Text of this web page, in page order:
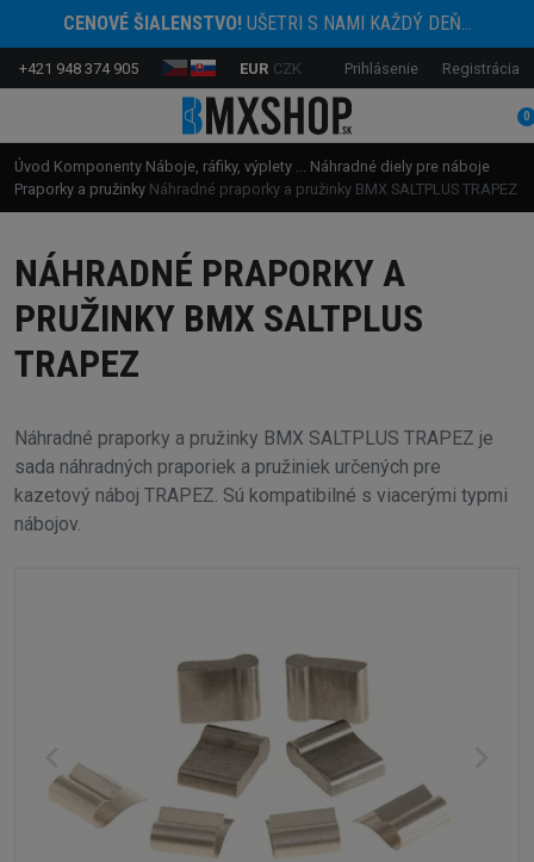
CENOVÉ ŠIALENSTVO!UŠETRI S NAMI KAŽDÝ DEŇ...
+421 948 374 905 EUR CZK Prihlásenie Registrácia
0
Úvod Komponenty Náboje, ráfiky, výplety ...
Náhradné diely pre náboje
Praporky a pružinky Náhradné praporky a pružinky BMX SALTPLUS TRAPEZ
NÁHRADNÉ PRAPORKY A
PRUŽINKY BMX SALTPLUS
TRAPEZ
Náhradné praporky a pružinky BMX SALTPLUS TRAPEZ je
sada náhradných praporiek a pružiniek určených pre
kazetový náboj TRAPEZ. Sú kompatibilné s viacerými typmi
nábojov.